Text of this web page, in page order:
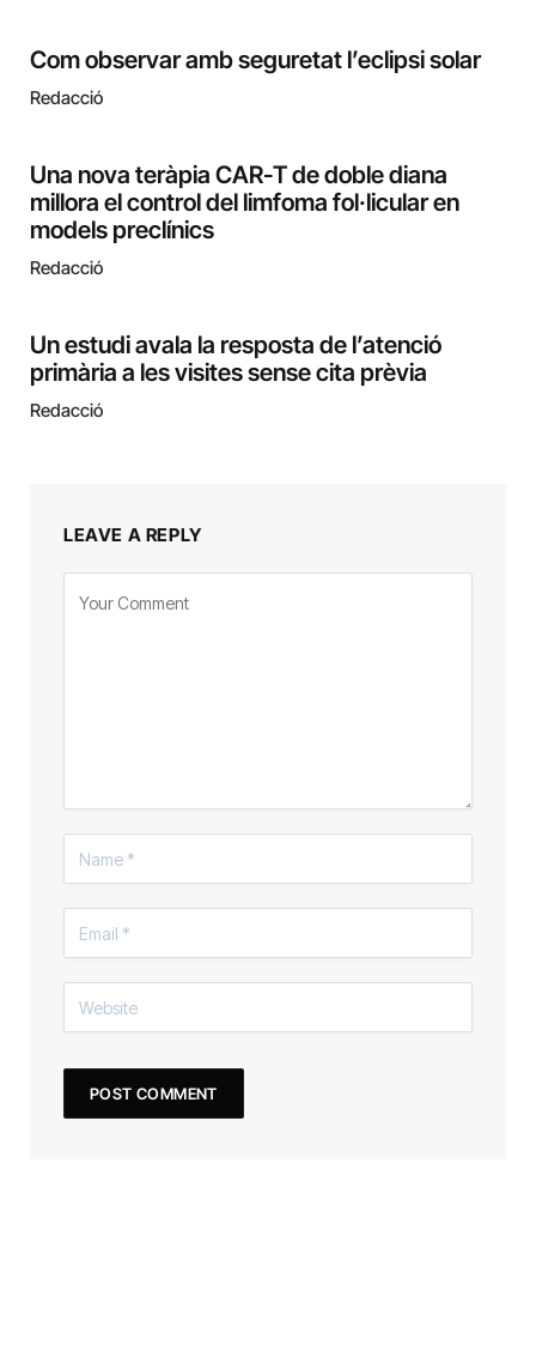
Com observar amb seguretat l’eclipsi solar
Redacció
Una nova teràpia CAR-T de doble diana
millora el control del limfoma fol·licular en
models preclínics
Redacció
Un estudi avala la resposta de l’atenció
primària a les visites sense cita prèvia
Redacció
LEAVE A REPLY